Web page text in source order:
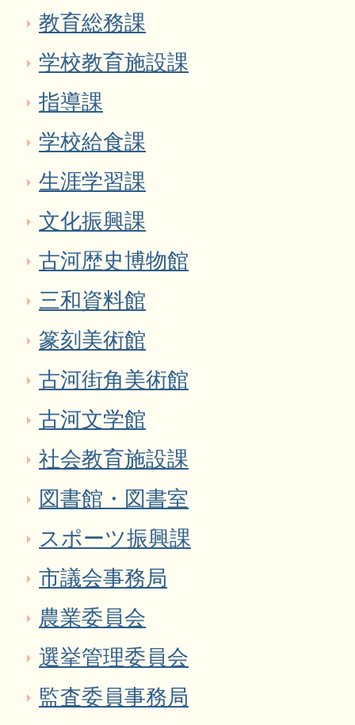
教育総務課
学校教育施設課
指導課
学校給食課
生涯学習課
文化振興課
古河歴史博物館
三和資料館
篆刻美術館
古河街角美術館
古河文学館
社会教育施設課
図書館・図書室
スポーツ振興課
市議会事務局
農業委員会
選挙管理委員会
監査委員事務局